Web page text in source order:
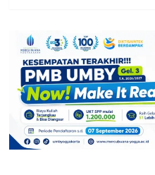
UMBY
Implementasikan
Budidaya
Sayur
Metode
Aquaponik